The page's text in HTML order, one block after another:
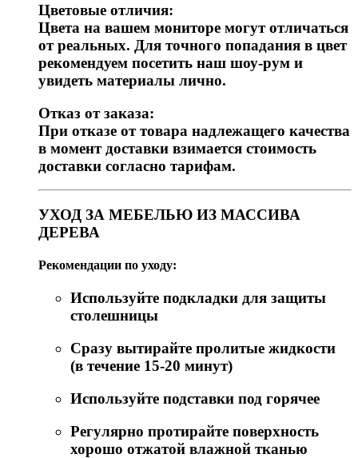
Цветовые отличия:
Цвета на вашем мониторе могут отличаться
от реальных. Для точного попадания в цвет
рекомендуем посетить наш шоу-рум и
увидеть материалы лично.
Отказ от заказа:
При отказе от товара надлежащего качества
в момент доставки взимается стоимость
доставки согласно тарифам.
УХОД ЗА МЕБЕЛЬЮ ИЗ МАССИВА
ДЕРЕВА
Рекомендации по уходу:
Используйте подкладки для защиты
столешницы
Сразу вытирайте пролитые жидкости
(в течение 15-20 минут)
Используйте подставки под горячее
Регулярно протирайте поверхность
хорошо отжатой влажной тканью